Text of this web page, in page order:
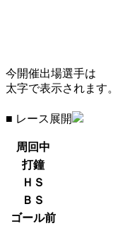
今開催出場選手は
太字で表示されます。
■ レース展開
周回中
打鐘
ＨＳ
ＢＳ
ゴール前